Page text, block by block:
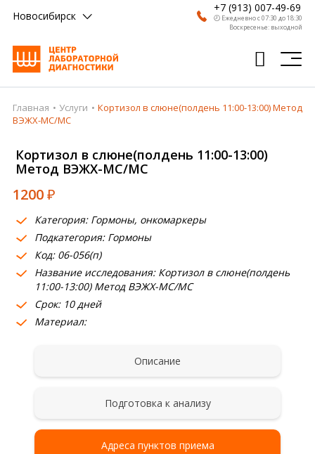
Новосибирск
+7 (913) 007-49-69
🕗 Ежедневно с 07:30 до 18:30
Воскресенье: выходной
Главная
Врачи
Получить результат
Пациентам
О компании
Где сдать
Партнерам
Главная Услуги
Кортизол в слюне(полдень 11:00-13:00) Метод
ВЭЖХ-МС/МС
Кортизол в слюне(полдень 11:00-13:00)
Метод ВЭЖХ-МС/МС
1200₽
Категория: Гормоны, онкомаркеры
Подкатегория: Гормоны
Код: 06-056(п)
Название исследования: Кортизол в слюне(полдень
11:00-13:00) Метод ВЭЖХ-МС/МС
Срок: 10 дней
Материал:
Описание
Подготовка к анализу
Адреса пунктов приема